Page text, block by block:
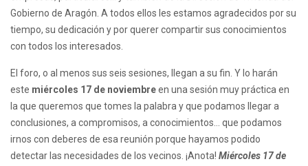
Gobierno de Aragón. A todos ellos les estamos agradecidos por su
tiempo, su dedicación y por querer compartir sus conocimientos
con todos los interesados.
El foro, o al menos sus seis sesiones, llegan a su fin. Y lo harán
este miércoles 17 de noviembreen una sesión muy práctica en
la que queremos que tomes la palabra y que podamos llegar a
conclusiones, a compromisos, a conocimientos… que podamos
irnos con deberes de esa reunión porque hayamos podido
detectar las necesidades de los vecinos. ¡Anota! Miércoles 17 de